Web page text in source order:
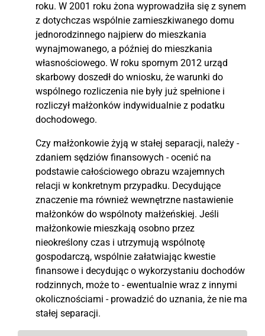
roku. W 2001 roku żona wyprowadziła się z synem
z dotychczas wspólnie zamieszkiwanego domu
jednorodzinnego najpierw do mieszkania
wynajmowanego, a później do mieszkania
własnościowego. W roku spornym 2012 urząd
skarbowy doszedł do wniosku, że warunki do
wspólnego rozliczenia nie były już spełnione i
rozliczył małżonków indywidualnie z podatku
dochodowego.
Czy małżonkowie żyją w stałej separacji, należy -
zdaniem sędziów finansowych - ocenić na
podstawie całościowego obrazu wzajemnych
relacji w konkretnym przypadku. Decydujące
znaczenie ma również wewnętrzne nastawienie
małżonków do wspólnoty małżeńskiej. Jeśli
małżonkowie mieszkają osobno przez
nieokreślony czas i utrzymują wspólnotę
gospodarczą, wspólnie załatwiając kwestie
finansowe i decydując o wykorzystaniu dochodów
rodzinnych, może to - ewentualnie wraz z innymi
okolicznościami - prowadzić do uznania, że nie ma
stałej separacji.